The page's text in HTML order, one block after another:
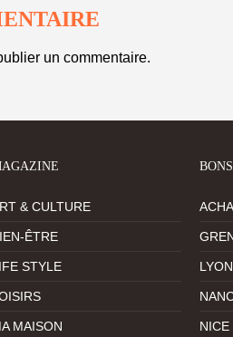
un commentaire.
& CULTURE
ÊTRE
STYLE
MAISON
LYON
NICE